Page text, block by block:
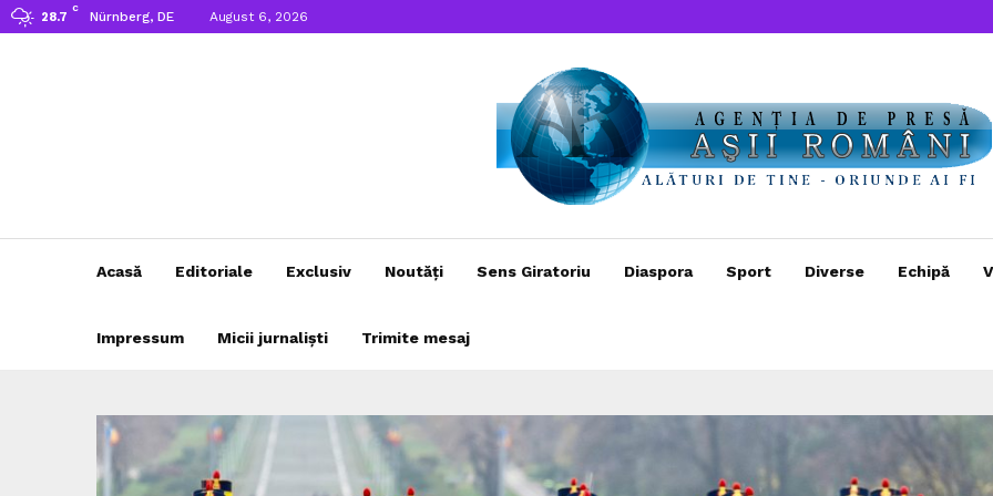
28.7
C
Nürnberg, DE August 6, 2026
Acasă Editoriale Exclusiv Noutăți Sens Giratoriu Diaspora Sport Diverse Echipă
Impressum Micii jurnaliști Trimite mesaj